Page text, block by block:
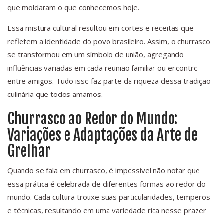
que moldaram o que conhecemos hoje.
Essa mistura cultural resultou em cortes e receitas que
refletem a identidade do povo brasileiro. Assim, o churrasco
se transformou em um símbolo de união, agregando
influências variadas em cada reunião familiar ou encontro
entre amigos. Tudo isso faz parte da riqueza dessa tradição
culinária que todos amamos.
Churrasco ao Redor do Mundo:
Variações e Adaptações da Arte de
Grelhar
Quando se fala em churrasco, é impossível não notar que
essa prática é celebrada de diferentes formas ao redor do
mundo. Cada cultura trouxe suas particularidades, temperos
e técnicas, resultando em uma variedade rica nesse prazer